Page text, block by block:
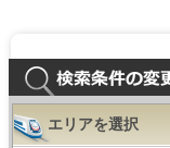
エリアを選択